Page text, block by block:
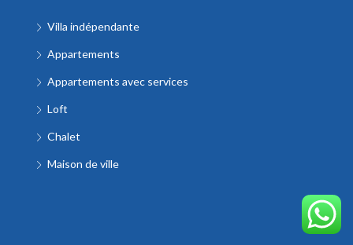
Villa indépendante
Appartements
Appartements avec services
Loft
Chalet
Maison de ville